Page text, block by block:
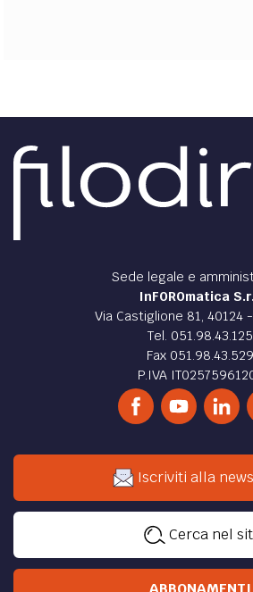
Sede legale e
InFOROmatica
Via Castiglione 81, 40124
Tel. 051.98.43.125
Fax 051.98.43.529
P.IVA
Iscriviti alla
Cerca nel